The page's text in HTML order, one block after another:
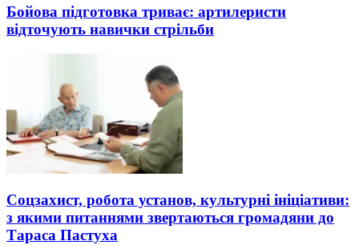
Бойова підготовка триває: артилеристи
відточують навички стрільби
Соцзахист, робота установ, культурні ініціативи:
з якими питаннями звертаються громадяни до
Тараса Пастуха